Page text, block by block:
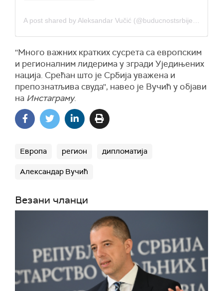
''Много важних кратких сусрета са европским
и регионалним лидерима у згради Уједињених
нација. Срећан што је Србија уважена и
препознатљива свуда'', навео је Вучић у објави
на Инстаграму.
Европа регион дипломатија
Александар Вучић
Везани чланци